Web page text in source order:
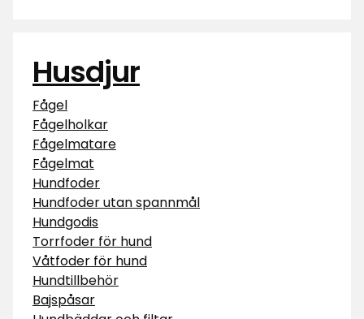
Husdjur
Fågel
Fågelholkar
Fågelmatare
Fågelmat
Hundfoder
Hundfoder utan spannmål
Hundgodis
Torrfoder för hund
Våtfoder för hund
Hundtillbehör
Bajspåsar